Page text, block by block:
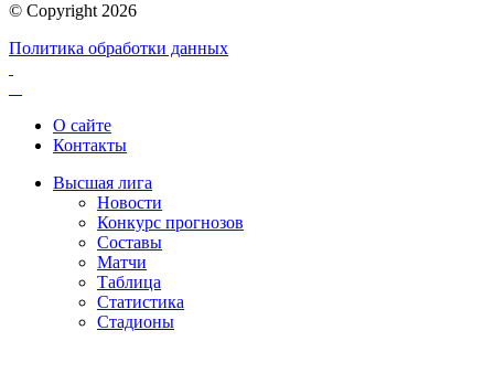
© Copyright 2026
Политика обработки данных
О сайте
Контакты
Высшая лига
Новости
Конкурс прогнозов
Составы
Матчи
Таблица
Статистика
Стадионы